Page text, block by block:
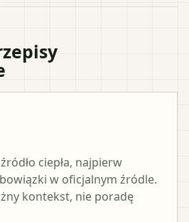
ciepła, najpierw
w oficjalnym źródle.
kontekst, nie poradę